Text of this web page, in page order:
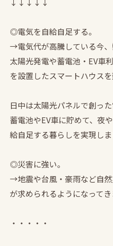
◎電気を自給自足する。
→電気代が高騰している今
太陽光発電や蓄電池・EV車
を設置したスマートハウスを
日中は太陽光パネルで創っ
蓄電池やEV車に貯めて、夜
給自足する暮らしを実現しま
◎災害に強い。
→地震や台風・豪雨など自
が求められるようになってき
・・・・・